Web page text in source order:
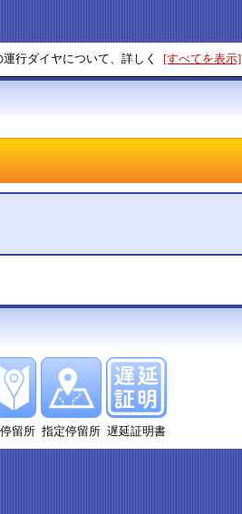
行ダイヤについて、詳しく [すべてを表示]
留所 指定停留所 遅延証明書